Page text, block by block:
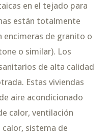
en el tejado para
están totalmente
encimeras de granito o
o similar). Los
de alta calidad
Estas viviendas
aire acondicionado
calor, ventilación
sistema de